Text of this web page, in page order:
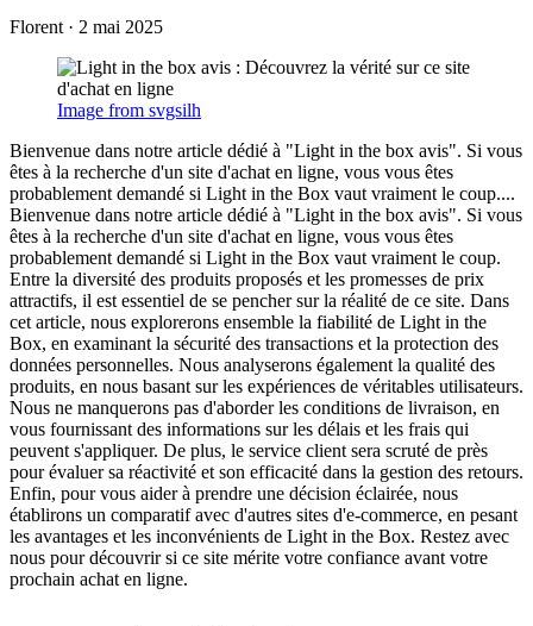
Florent · 2 mai 2025
Image from svgsilh
Bienvenue dans notre article dédié à "Light in the box avis". Si vous
êtes à la recherche d'un site d'achat en ligne, vous vous êtes
probablement demandé si Light in the Box vaut vraiment le coup....
Bienvenue dans notre article dédié à "Light in the box avis". Si vous
êtes à la recherche d'un site d'achat en ligne, vous vous êtes
probablement demandé si Light in the Box vaut vraiment le coup.
Entre la diversité des produits proposés et les promesses de prix
attractifs, il est essentiel de se pencher sur la réalité de ce site. Dans
cet article, nous explorerons ensemble la fiabilité de Light in the
Box, en examinant la sécurité des transactions et la protection des
données personnelles. Nous analyserons également la qualité des
produits, en nous basant sur les expériences de véritables utilisateurs.
Nous ne manquerons pas d'aborder les conditions de livraison, en
vous fournissant des informations sur les délais et les frais qui
peuvent s'appliquer. De plus, le service client sera scruté de près
pour évaluer sa réactivité et son efficacité dans la gestion des retours.
Enfin, pour vous aider à prendre une décision éclairée, nous
établirons un comparatif avec d'autres sites d'e-commerce, en pesant
les avantages et les inconvénients de Light in the Box. Restez avec
nous pour découvrir si ce site mérite votre confiance avant votre
prochain achat en ligne.